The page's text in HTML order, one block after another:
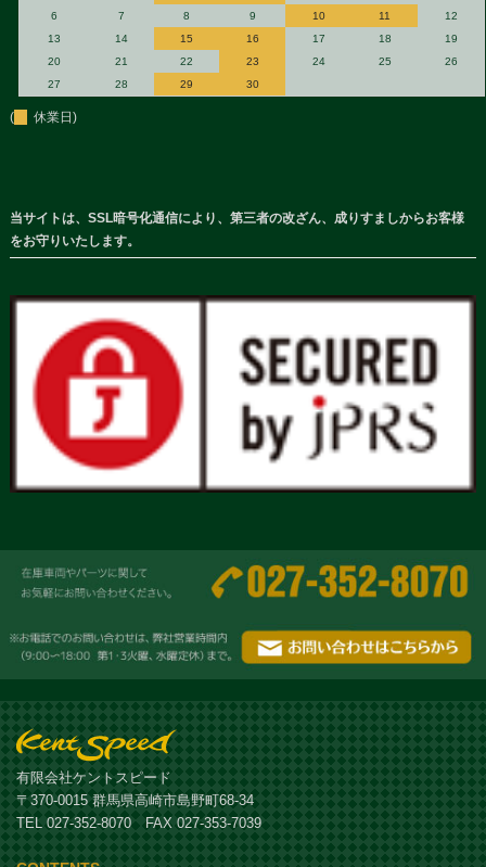
6
7 8 9 10 11
12
13
14 15 16 17 18
19
20
21 22 23 24 25
26
27
28 29 30
( 休業日)
当サイトは、SSL暗号化通信により、第三者の改ざん、成りすましからお客様
をお守りいたします。
有限会社ケントスピード
〒370-0015 群馬県高崎市島野町68-34
TEL 027-352-8070 FAX 027-353-7039